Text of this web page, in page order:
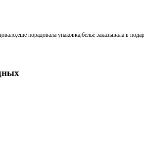
порадовала упаковка,бельё заказывала в